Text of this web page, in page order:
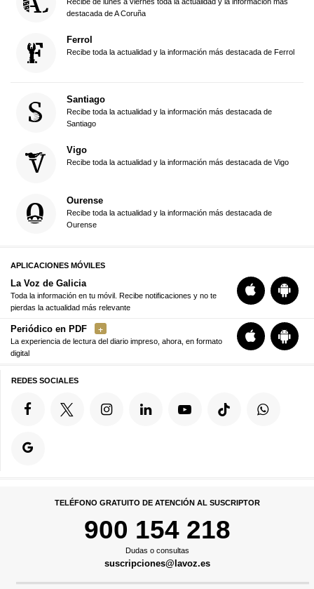
destacada de A Coruña
Ferrol
Recibe toda la actualidad y la información más destacada de Ferrol
Santiago
Recibe toda la actualidad y la información más destacada de
Santiago
Vigo
Recibe toda la actualidad y la información más destacada de Vigo
Ourense
Recibe toda la actualidad y la información más destacada de
Ourense
APLICACIONES MÓVILES
La Voz de Galicia
Toda la información en tu móvil. Recibe notificaciones y no te
pierdas la actualidad más relevante
Periódico en PDF
La experiencia de lectura del diario impreso, ahora, en formato
digital
REDES SOCIALES
TELÉFONO GRATUITO DE ATENCIÓN AL SUSCRIPTOR
900 154 218
Dudas o consultas
suscripciones@lavoz.es